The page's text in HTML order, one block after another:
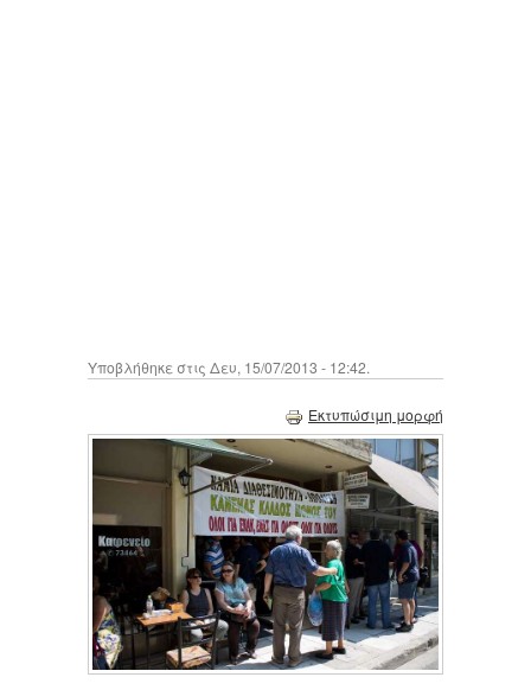
Υποβλήθηκε στις Δευ, 15/07/2013 - 12:42.
Εκτυπώσιμη μορφή